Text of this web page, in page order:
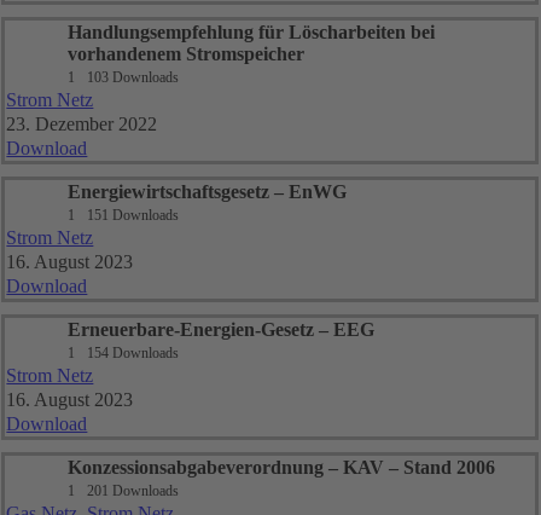
Handlungsempfehlung für Löscharbeiten bei
vorhandenem Stromspeicher
1 103 Downloads
Strom Netz
23. Dezember 2022
Download
Energiewirtschaftsgesetz – EnWG
1 151 Downloads
Strom Netz
16. August 2023
Download
Erneuerbare-Energien-Gesetz – EEG
1 154 Downloads
Strom Netz
16. August 2023
Download
Konzessionsabgabeverordnung – KAV – Stand 2006
1 201 Downloads